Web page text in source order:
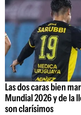
Las dos caras bien
Mundial 2026 y de la
son clarísimos